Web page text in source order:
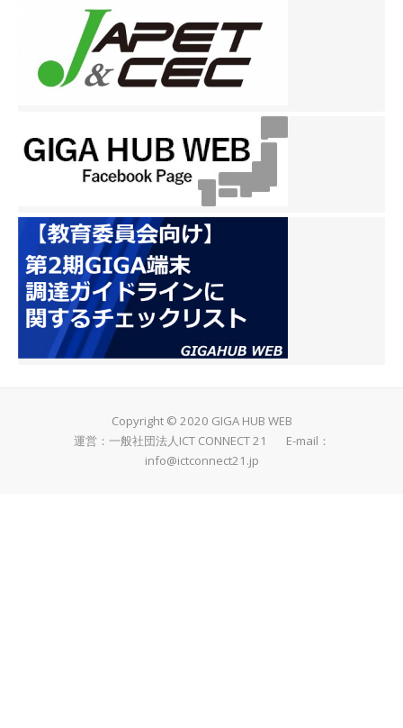
Copyright © 2020 GIGA HUB WEB
運営：一般社団法人ICT CONNECT 21 E-mail：
info@ictconnect21.jp